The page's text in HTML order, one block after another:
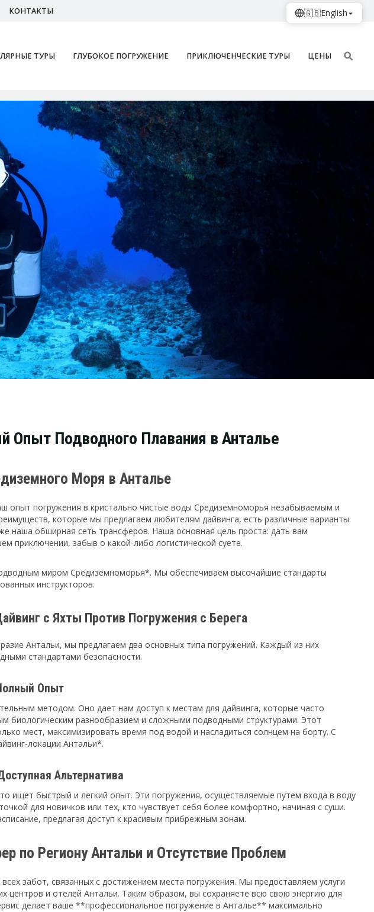
КОНТАКТЫ
ТУРЫ ГЛУБОКОЕ ПОГРУЖЕНИЕ ПРИКЛЮЧЕНЧЕСКИЕ ТУРЫ ЦЕНЫ
Опыт Подводного Плавания в Анталье
Моря в Анталье
опыт погружения в кристально чистые воды Средиземноморья незабываемым и
которые мы предлагаем любителям дайвинга, есть различные варианты:
наша обширная сеть трансферов. Наша основная цель проста: дать вам
приключении, забыв о какой-либо логистической суете.
миром Средиземноморья*. Мы обеспечиваем высочайшие стандарты
инструкторов.
с Яхты Против Погружения с Берега
Антальи, мы предлагаем два основных типа погружений. Каждый из них
стандартами безопасности.
Опыт
методом. Оно дает нам доступ к местам для дайвинга, которые часто
биологическим разнообразием и сложными подводными структурами. Этот
мест, максимизировать время под водой и насладиться солнцем на борту. С
локации Антальи*.
Альтернатива
ищет быстрый и легкий опыт. Эти погружения, осуществляемые путем входа в воду
для новичков или тех, кто чувствует себя более комфортно, начиная с суши.
предлагая доступ к красивым прибрежным зонам.
по Региону Антальи и Отсутствие Проблем
забот, связанных с достижением места погружения. Мы предоставляем услуги
центров и отелей Антальи. Таким образом, вы сохраняете всю свою энергию для
делает ваше **профессиональное погружение в Анталье** максимально
🇬🇧English